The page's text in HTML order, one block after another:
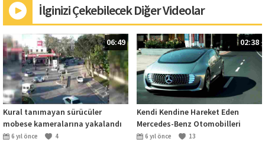
İlginizi Çekebilecek Diğer Videolar
06:49
Kural tanımayan sürücüler
mobese kameralarına yakalandı
6 yıl önce 4
02:38
Kendi Kendine Hareket Eden
Mercedes-Benz Otomobilleri
6 yıl önce 13